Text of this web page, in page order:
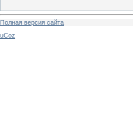
Полная версия сайта
uCoz